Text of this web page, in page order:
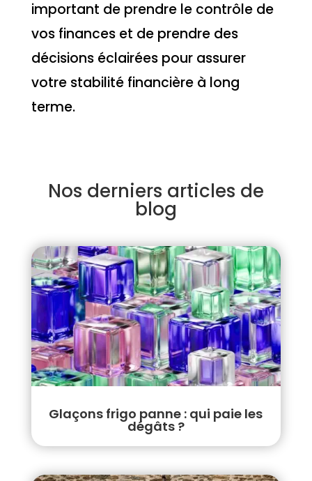
important de prendre le contrôle de
vos finances et de prendre des
décisions éclairées pour assurer
votre stabilité financière à long
terme.
Nos derniers articles de
blog
Glaçons frigo panne : qui paie les
dégâts ?